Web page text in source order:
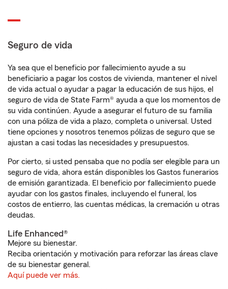
Seguro de vida
Ya sea que el beneficio por fallecimiento ayude a su
beneficiario a pagar los costos de vivienda, mantener el nivel
de vida actual o ayudar a pagar la educación de sus hijos, el
seguro de vida de State Farm® ayuda a que los momentos de
su vida continúen. Ayude a asegurar el futuro de su familia
con una póliza de vida a plazo, completa o universal. Usted
tiene opciones y nosotros tenemos pólizas de seguro que se
ajustan a casi todas las necesidades y presupuestos.
Por cierto, si usted pensaba que no podía ser elegible para un
seguro de vida, ahora están disponibles los Gastos funerarios
de emisión garantizada. El beneficio por fallecimiento puede
ayudar con los gastos finales, incluyendo el funeral, los
costos de entierro, las cuentas médicas, la cremación u otras
deudas.
Life Enhanced®
Mejore su bienestar.
Reciba orientación y motivación para reforzar las áreas clave
de su bienestar general.
Aquí puede ver más.